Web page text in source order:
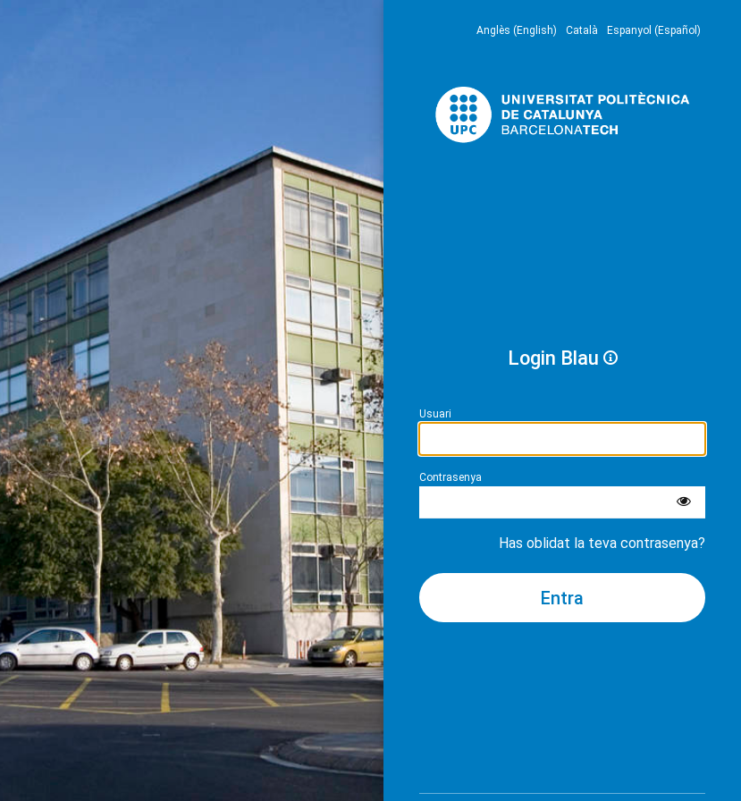
Anglès (English) Català Espanyol (Español)
Login Blau
Usuari
Contrasenya
Has oblidat la teva contrasenya?